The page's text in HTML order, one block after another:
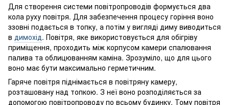
Для створення системи повітропроводів формується два
кола руху повітря. Для забезпечення процесу горіння воно
ззовні подається в топку, а потім у вигляді диму виводиться
в димохід. Повітря, яке використовується для обігріву
приміщення, проходить між корпусом камери спалювання
палива та облицюванням каміна. Зрозуміло, що для цього
воно має бути максимально герметичним.
Гаряче повітря піднімається в повітряну камеру,
розташовану над топкою. З неї воно розподіляється за
допомогою повітропроводу по всьому будинку. Тому повітря